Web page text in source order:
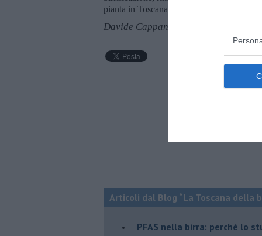
pianta in Toscana.
Davide Cappannari
Articoli dal Blog “La Toscana della
​PFAS nella birra: perché lo